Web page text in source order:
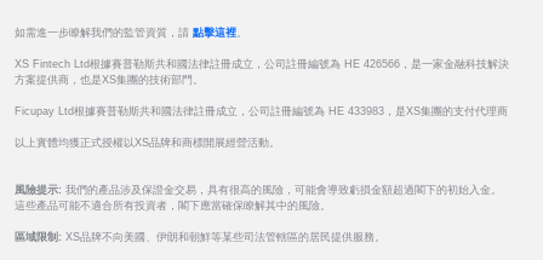
如需進一步瞭解我們的監管資質，請 點擊這裡
XS Fintech Ltd根據賽普勒斯共和國法律註冊成立，公司註冊編號為 HE 426566，是一家金融科技解決
方案提供商，也是XS集團的技術部門。
Ficupay Ltd根據賽普勒斯共和國法律註冊成立，公司註冊編號為 HE 433983，是XS集團的支付代理商
以上實體均獲正式授權以XS品牌和商標開展經營活動。
風險提示: 我們的產品涉及保證金交易，具有很高的風險，可能會導致虧損金額超過閣下的初始入金。
這些產品可能不適合所有投資者，閣下應當確保瞭解其中的風險。
區域限制: XS品牌不向美國、伊朗和朝鮮等某些司法管轄區的居民提供服務。